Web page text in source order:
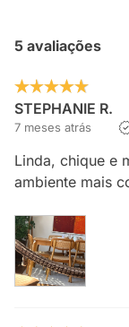
5 avaliações
STEPHANIE R.
7 meses atrás
Linda, chique e
ambiente mais